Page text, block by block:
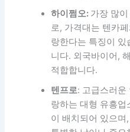
하이쩜오: 가장 많
로, 가격대는 텐카
랑한다는 특징이 있
니다. 외국바이어,
적합합니다.
텐프로: 고급스러운
랑하는 대형 유흥업
이 배치되어 있으며